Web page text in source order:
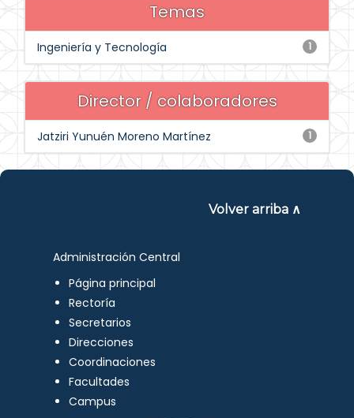
Temas
1
Ingeniería y Tecnología
Director / colaboradores
1
Jatziri Yunuén Moreno Martínez
Volver arriba ∧
Administración Central
Página principal
Rectoría
Secretarios
Direcciones
Coordinaciones
Facultades
Campus